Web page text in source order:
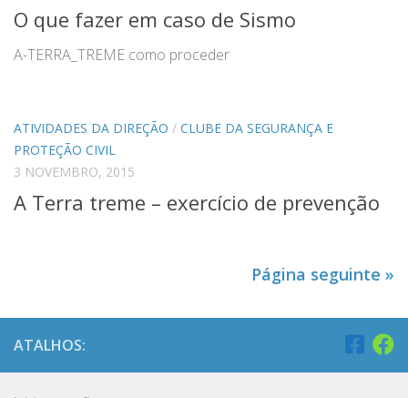
O que fazer em caso de Sismo
A-TERRA_TREME como proceder
ATIVIDADES DA DIREÇÃO / CLUBE DA SEGURANÇA E
PROTEÇÃO CIVIL
3 NOVEMBRO, 2015
A Terra treme – exercício de prevenção
Página seguinte »
ATALHOS: